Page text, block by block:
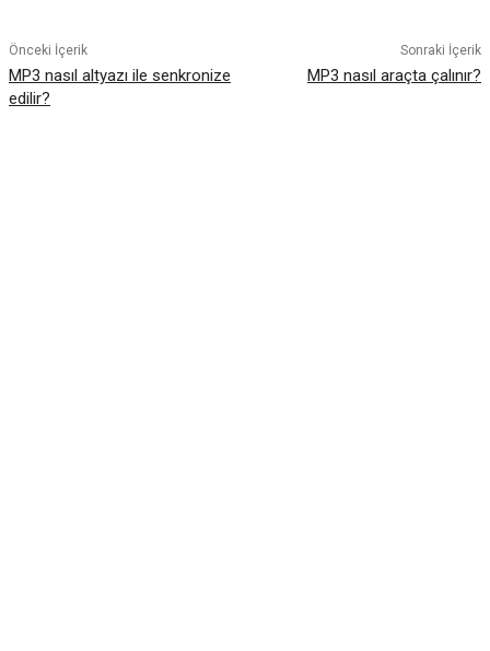
Önceki İçerik
MP3 nasıl altyazı ile senkronize
edilir?
Sonraki İçerik
MP3 nasıl araçta çalınır?